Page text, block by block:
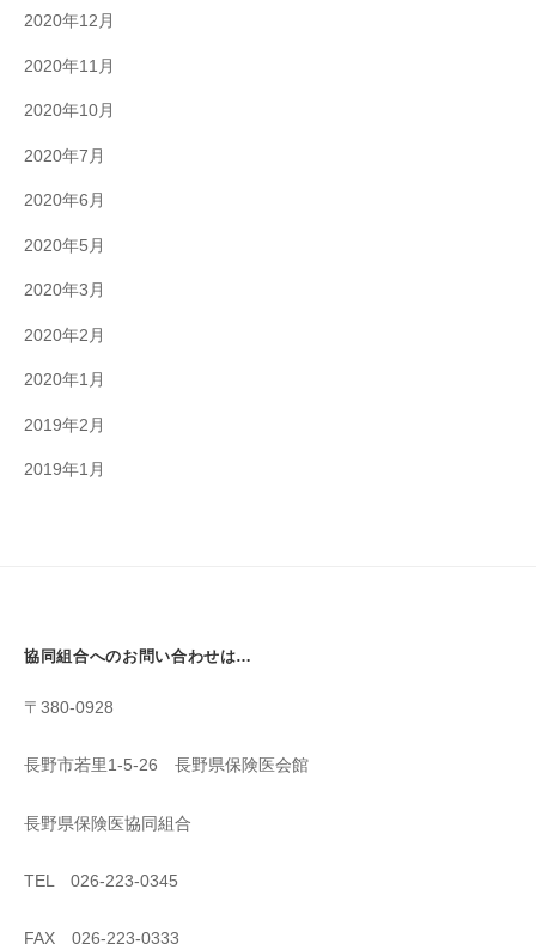
2020年12月
2020年11月
2020年10月
2020年7月
2020年6月
2020年5月
2020年3月
2020年2月
2020年1月
2019年2月
2019年1月
協同組合へのお問い合わせは…
〒380-0928
長野市若里1-5-26 長野県保険医会館
長野県保険医協同組合
TEL 026-223-0345
FAX 026-223-0333